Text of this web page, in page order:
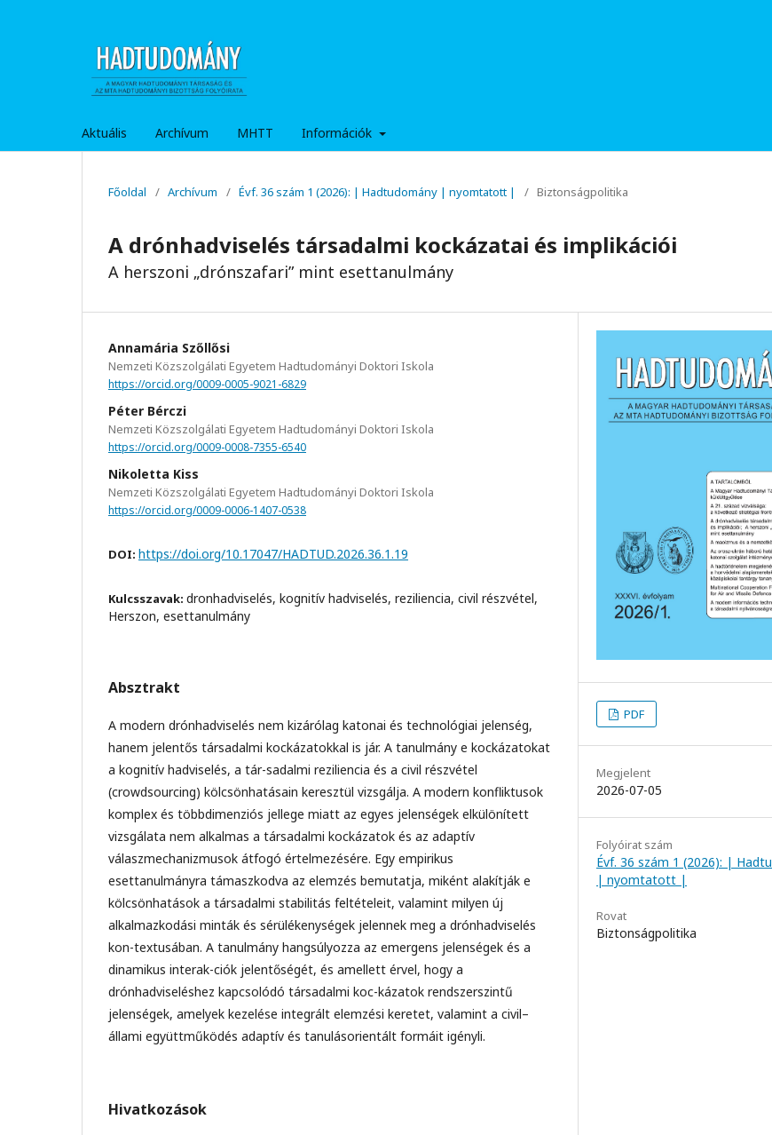
Aktuális Archívum MHTT Információk
Főoldal / Archívum / Évf. 36 szám 1 (2026): | Hadtudomány | nyomtatott | / Biztonságpolitika
A drónhadviselés társadalmi kockázatai és implikációi
A herszoni „drónszafari” mint esettanulmány
Annamária Szőllősi
Nemzeti Közszolgálati Egyetem Hadtudományi Doktori Iskola
https://orcid.org/0009-0005-9021-6829
Péter Bérczi
Nemzeti Közszolgálati Egyetem Hadtudományi Doktori Iskola
https://orcid.org/0009-0008-7355-6540
Nikoletta Kiss
Nemzeti Közszolgálati Egyetem Hadtudományi Doktori Iskola
https://orcid.org/0009-0006-1407-0538
DOI: https://doi.org/10.17047/HADTUD.2026.36.1.19
Kulcsszavak: dronhadviselés, kognitív hadviselés, reziliencia, civil részvétel,
Herszon, esettanulmány
Absztrakt
A modern drónhadviselés nem kizárólag katonai és technológiai jelenség,
hanem jelentős társadalmi kockázatokkal is jár. A tanulmány e kockázatokat
a kognitív hadviselés, a tár-sadalmi reziliencia és a civil részvétel
(crowdsourcing) kölcsönhatásain keresztül vizsgálja. A modern konfliktusok
komplex és többdimenziós jellege miatt az egyes jelenségek elkülönített
vizsgálata nem alkalmas a társadalmi kockázatok és az adaptív
válaszmechanizmusok átfogó értelmezésére. Egy empirikus
esettanulmányra támaszkodva az elemzés bemutatja, miként alakítják e
kölcsönhatások a társadalmi stabilitás feltételeit, valamint milyen új
alkalmazkodási minták és sérülékenységek jelennek meg a drónhadviselés
kon-textusában. A tanulmány hangsúlyozza az emergens jelenségek és a
dinamikus interak-ciók jelentőségét, és amellett érvel, hogy a
drónhadviseléshez kapcsolódó társadalmi koc-kázatok rendszerszintű
jelenségek, amelyek kezelése integrált elemzési keretet, valamint a civil–
állami együttműködés adaptív és tanulásorientált formáit igényli.
Hivatkozások
PDF
Megjelent
2026-07-05
Folyóirat szám
Évf. 36 szám 1 (2026): |
| nyomtatott |
Rovat
Biztonságpolitika